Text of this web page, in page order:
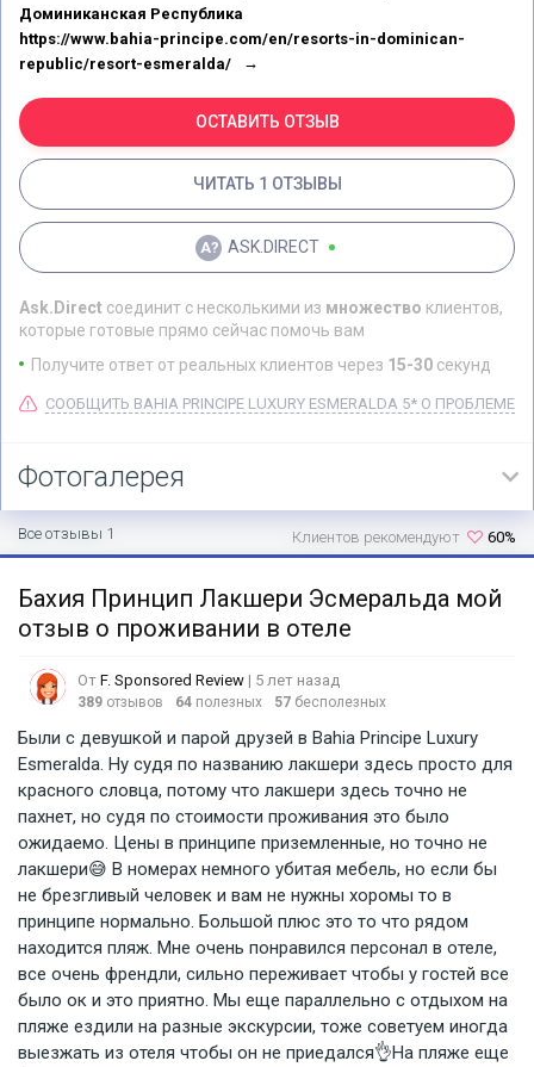
Доминиканская Республика
https://www.bahia-principe.com/en/resorts-in-dominican-
republic/resort-esmeralda/
ОСТАВИТЬ ОТЗЫВ
ЧИТАТЬ 1 ОТЗЫВЫ
ASK.DIRECT
Ask.Direct соединит с несколькими из множество клиентов,
которые готовые прямо сейчас помочь вам
Получите ответ от реальных клиентов через 15-30 секунд
СООБЩИТЬ BAHIA PRINCIPE LUXURY ESMERALDA 5* О ПРОБЛЕМЕ
Фотогалерея
Все отзывы 1 60%
Клиентов рекомендуют
Бахия Принцип Лакшери Эсмеральда мой
отзыв о проживании в отеле
От F. Sponsored Review | 5 лет назад
389 отзывов 64 полезных 57 бесполезных
Были с девушкой и парой друзей в Bahia Principe Luxury
Esmeralda. Ну судя по названию лакшери здесь просто для
красного словца, потому что лакшери здесь точно не
пахнет, но судя по стоимости проживания это было
ожидаемо. Цены в принципе приземленные, но точно не
лакшери😅 В номерах немного убитая мебель, но если бы
не брезгливый человек и вам не нужны хоромы то в
принципе нормально. Большой плюс это то что рядом
находится пляж. Мне очень понравился персонал в отеле,
все очень френдли, сильно переживает чтобы у гостей все
было ок и это приятно. Мы еще параллельно с отдыхом на
пляже ездили на разные экскурсии, тоже советуем иногда
выезжать из отеля чтобы он не приедался👌На пляже еще